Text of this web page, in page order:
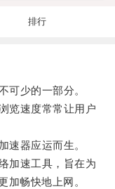
排行
少的一部分。
速度常常让用户
器应运而生。
速工具，旨在为
加畅快地上网。